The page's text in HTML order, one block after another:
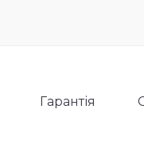
Гарантія